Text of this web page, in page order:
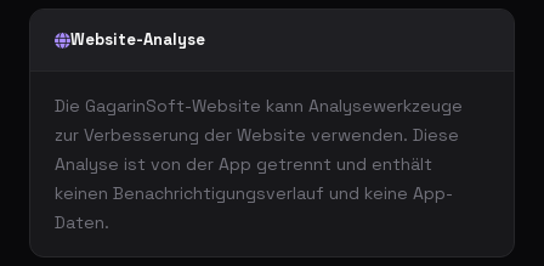
Website-Analyse
Die GagarinSoft-Website kann Analysewerkzeuge
zur Verbesserung der Website verwenden. Diese
Analyse ist von der App getrennt und enthält
keinen Benachrichtigungsverlauf und keine App-
Daten.